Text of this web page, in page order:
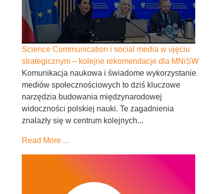
Science Communication i social media w ujęciu
strategicznym – kolejne rekomendacje dla MNiSW
Komunikacja naukowa i świadome wykorzystanie
mediów społecznościowych to dziś kluczowe
narzędzia budowania międzynarodowej
widoczności polskiej nauki. Te zagadnienia
znalazły się w centrum kolejnych...
Read More ...